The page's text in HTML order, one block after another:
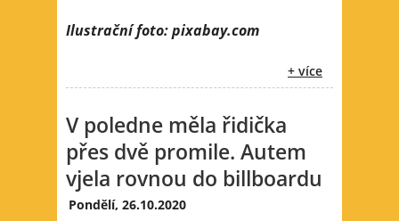
Ilustrační foto: pixabay.com
+ více
V poledne měla řidička
přes dvě promile. Autem
vjela rovnou do billboardu
Pondělí, 26.10.2020